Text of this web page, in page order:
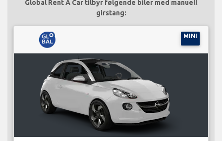
Global Rent A Car tilbyr følgende biler med manuell
girstang:
MINI